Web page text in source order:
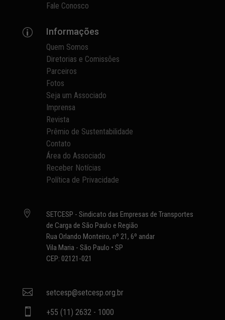
Fale Conosco
p Informações
Quem Somos
Diretorias e Comissões
Parceiros
Fotos
Seja um Associado
Imprensa
Revista
Prêmio de Sustentabilidade
Contato
Área do Associado
Receber Notícias
Política de Privacidade

SETCESP - Sindicato das Empresas de Transportes
de Carga de São Paulo e Região
Rua Orlando Monteiro, nº 21, 6º andar
Vila Maria - São Paulo • SP
CEP: 02121-021
 setcesp@setcesp.org.br
 +55 (11) 2632 - 1000